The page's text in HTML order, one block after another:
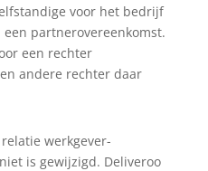
voor het bedrijf
partnerovereenkomst.
een rechter
andere rechter daar
werkgever-
is gewijzigd. Deliveroo